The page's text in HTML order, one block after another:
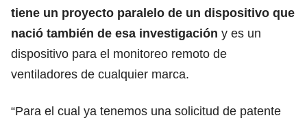
tiene un proyecto paralelo de un dispositivo que
nació también de esa investigación y es un
dispositivo para el monitoreo remoto de
ventiladores de cualquier marca.
“Para el cual ya tenemos una solicitud de patente